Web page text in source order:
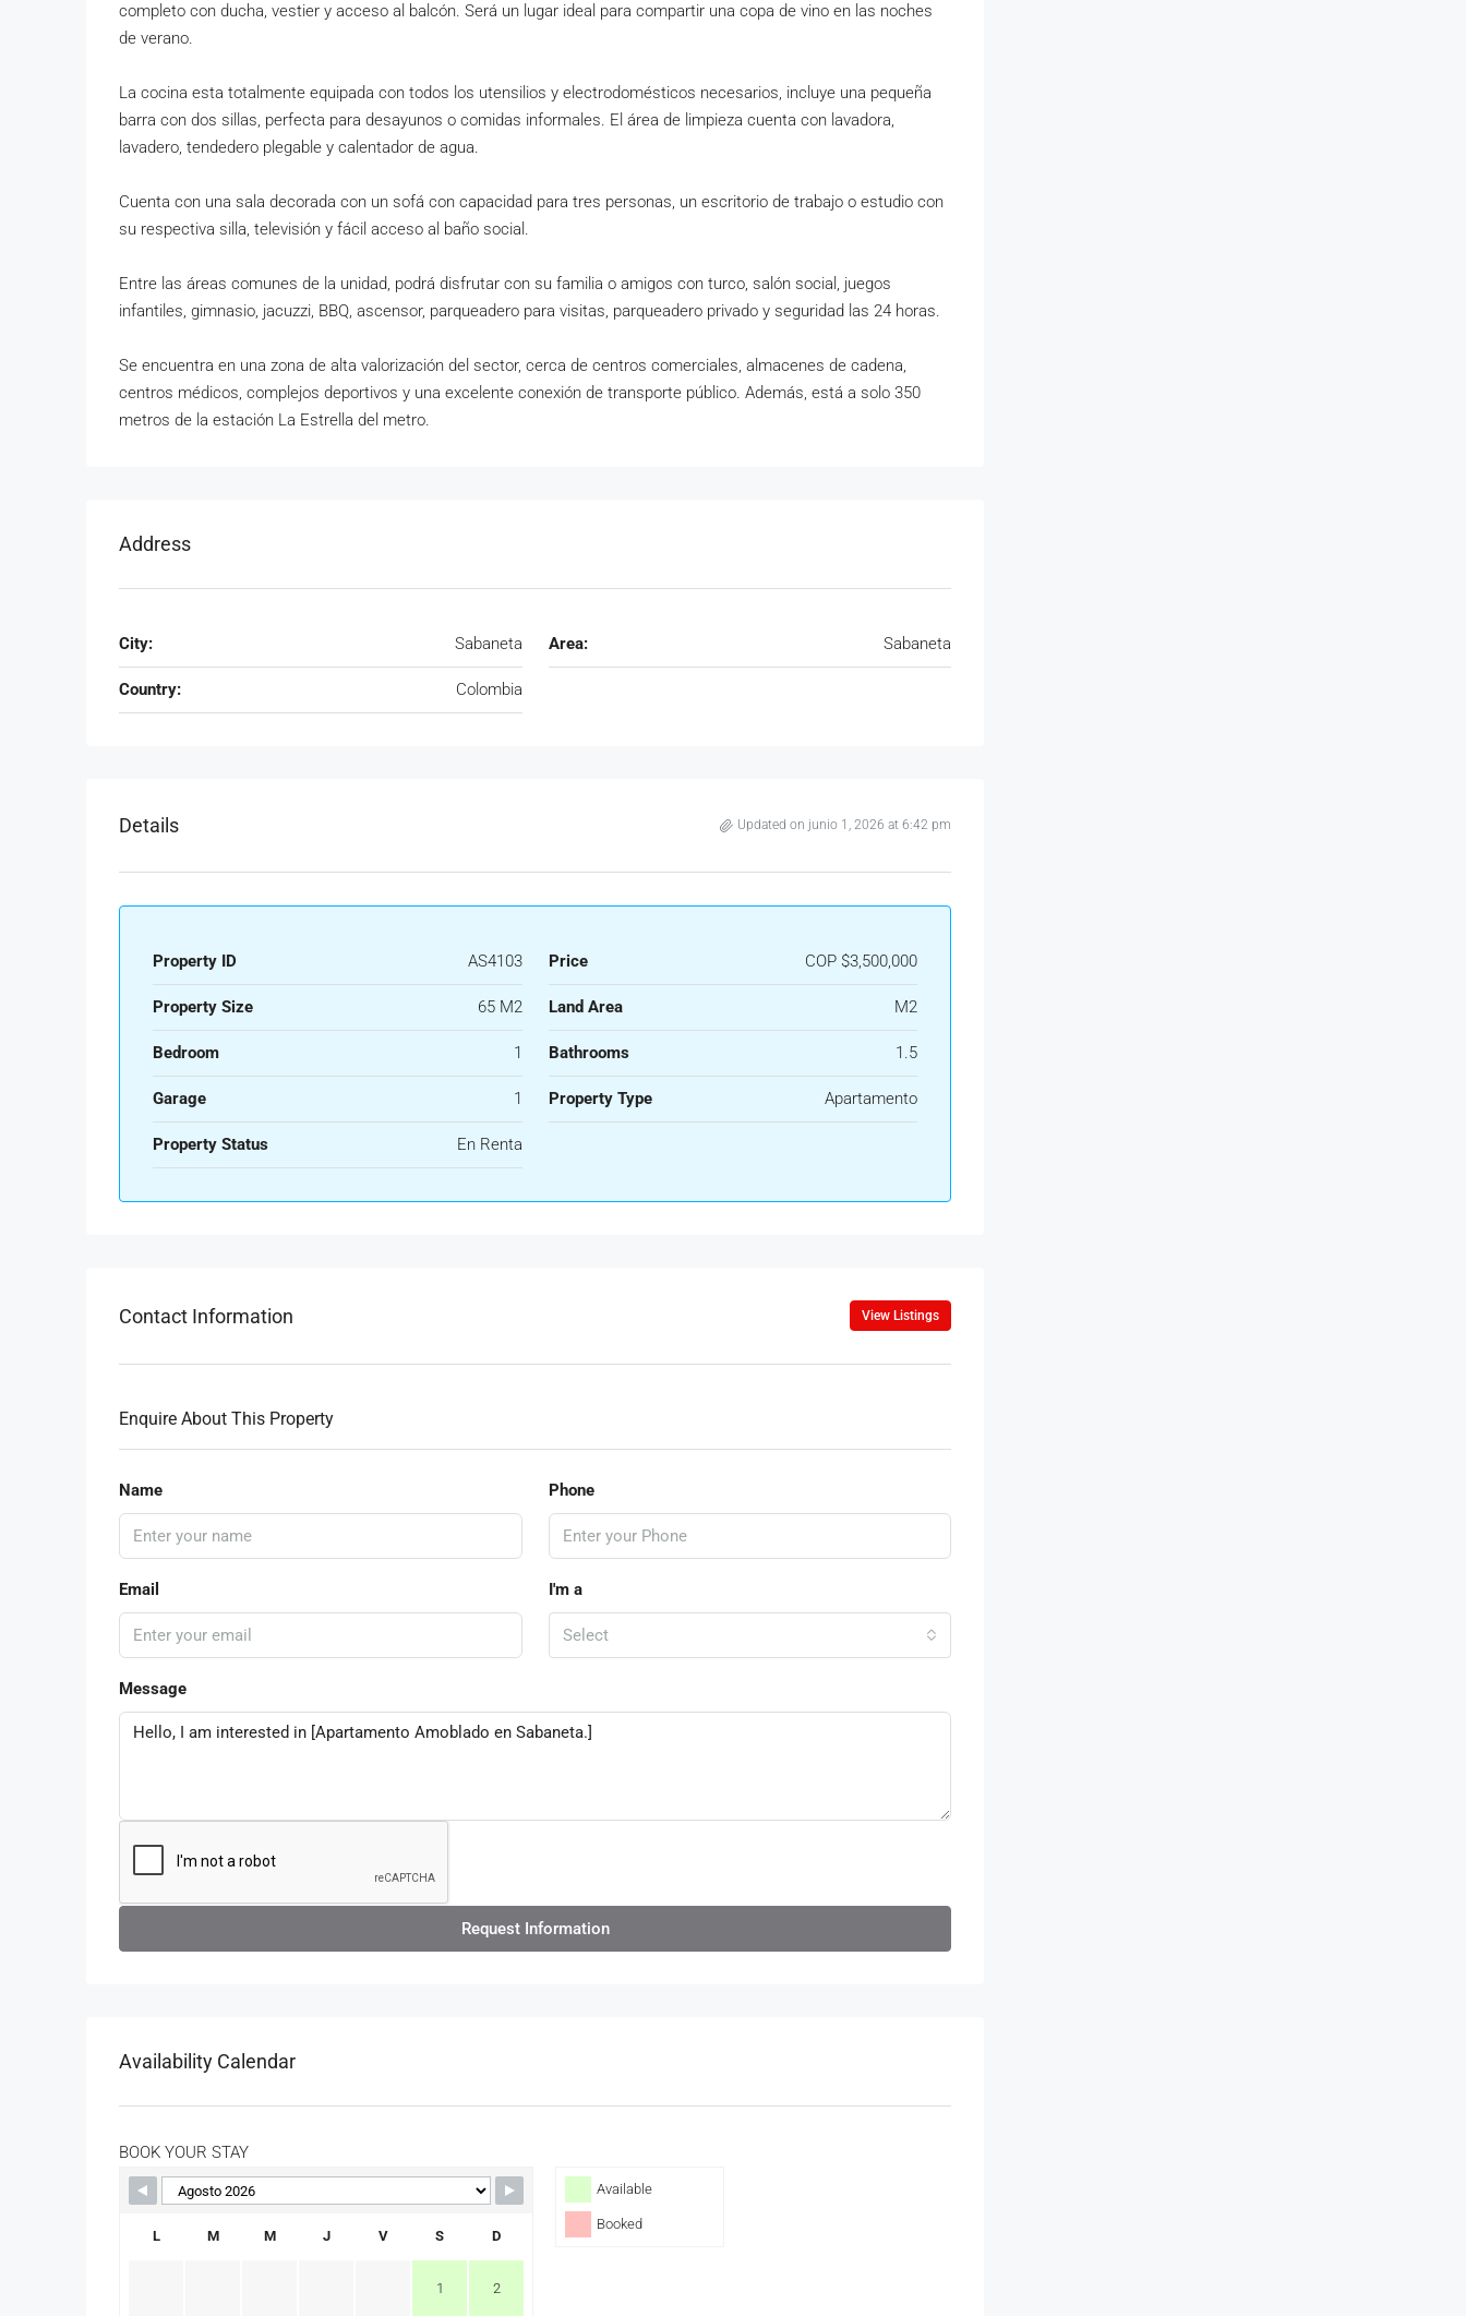
completo con ducha, vestier y acceso al balcón. Será un lugar ideal para compartir una copa de vino en las noches
de verano.
La cocina esta totalmente equipada con todos los utensilios y electrodomésticos necesarios, incluye una pequeña
barra con dos sillas, perfecta para desayunos o comidas informales. El área de limpieza cuenta con lavadora,
lavadero, tendedero plegable y calentador de agua.
Cuenta con una sala decorada con un sofá con capacidad para tres personas, un escritorio de trabajo o estudio con
su respectiva silla, televisión y fácil acceso al baño social.
Entre las áreas comunes de la unidad, podrá disfrutar con su familia o amigos con turco, salón social, juegos
infantiles, gimnasio, jacuzzi, BBQ, ascensor, parqueadero para visitas, parqueadero privado y seguridad las 24 horas.
Se encuentra en una zona de alta valorización del sector, cerca de centros comerciales, almacenes de cadena,
centros médicos, complejos deportivos y una excelente conexión de transporte público. Además, está a solo 350
metros de la estación La Estrella del metro.
Address
City: Sabaneta Area: Sabaneta
Country: Colombia
Details Updated on junio 1, 2026 at 6:42 pm
Property ID AS4103 Price COP $3,500,000
Property Size 65 M2 Land Area M2
Bedroom 1 Bathrooms 1.5
Garage 1 Property Type Apartamento
Property Status En Renta
Contact Information View Listings
Enquire About This Property
Name Phone
Email I'm a
Select
Message
Request Information
Availability Calendar
BOOK YOUR STAY
Available
Booked
L M M J V S D
1 2